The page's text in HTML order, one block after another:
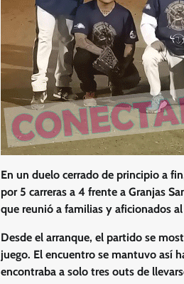
En un duelo cerrado de principio a
por 5 carreras a 4 frente a Granjas
que reunió a familias y aficionados
Desde el arranque, el partido se
juego. El encuentro se mantuvo así
encontraba a solo tres outs de